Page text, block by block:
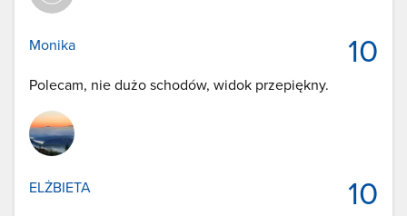
10
Monika
Polecam, nie dużo schodów, widok przepiękny.
10
ELŻBIETA